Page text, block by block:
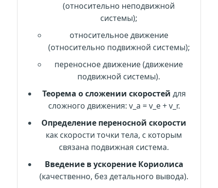
(относительно неподвижной
системы);
относительное движение
(относительно подвижной системы);
переносное движение (движение
подвижной системы).
Теорема о сложении скоростей для
сложного движения: v_a = v_e + v_r.
Определение переносной скорости
как скорости точки тела, с которым
связана подвижная система.
Введение в ускорение Кориолиса
(качественно, без детального вывода).